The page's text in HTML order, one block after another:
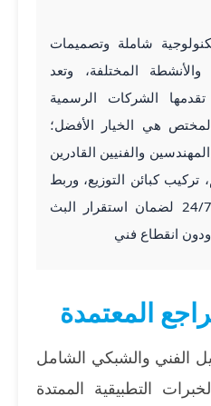
شاملة وتصميمات
المختلفة، وتعد
تقدمها الشركات الرسمية
هي الخيار الأفضل؛
والفنيين القادرين
كبائن التوزيع، وربط
المنظومة بجودة حماية 24/7 لضمان استقرار البث
انقطاع فني
المعتمدة
الفني والشبكي الشامل
التطبيقية الممتدة